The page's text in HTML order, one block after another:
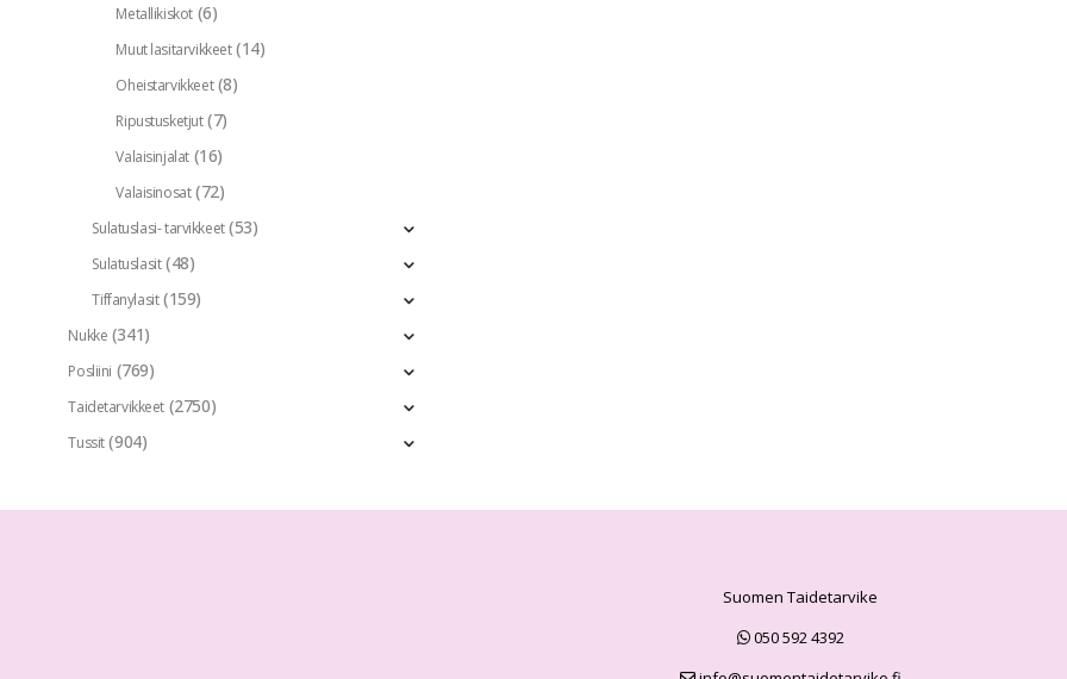
Metallikiskot (6)
Muut lasitarvikkeet (14)
Oheistarvikkeet (8)
Ripustusketjut (7)
Valaisinjalat (16)
Valaisinosat (72)
Sulatuslasi- tarvikkeet (53)
Sulatuslasit (48)
Tiffanylasit (159)
Nukke (341)
Posliini (769)
Taidetarvikkeet (2750)
Tussit (904)
Suomen Taidetarvike
050 592 4392